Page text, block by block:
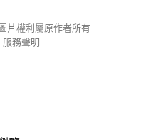
片權利屬原作者所有
服務聲明